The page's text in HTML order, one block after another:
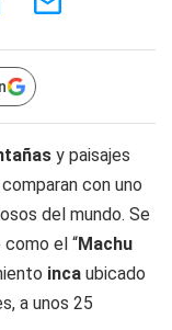
y paisajes
con uno
del mundo. Se
el “Machu
inca ubicado
a unos 25